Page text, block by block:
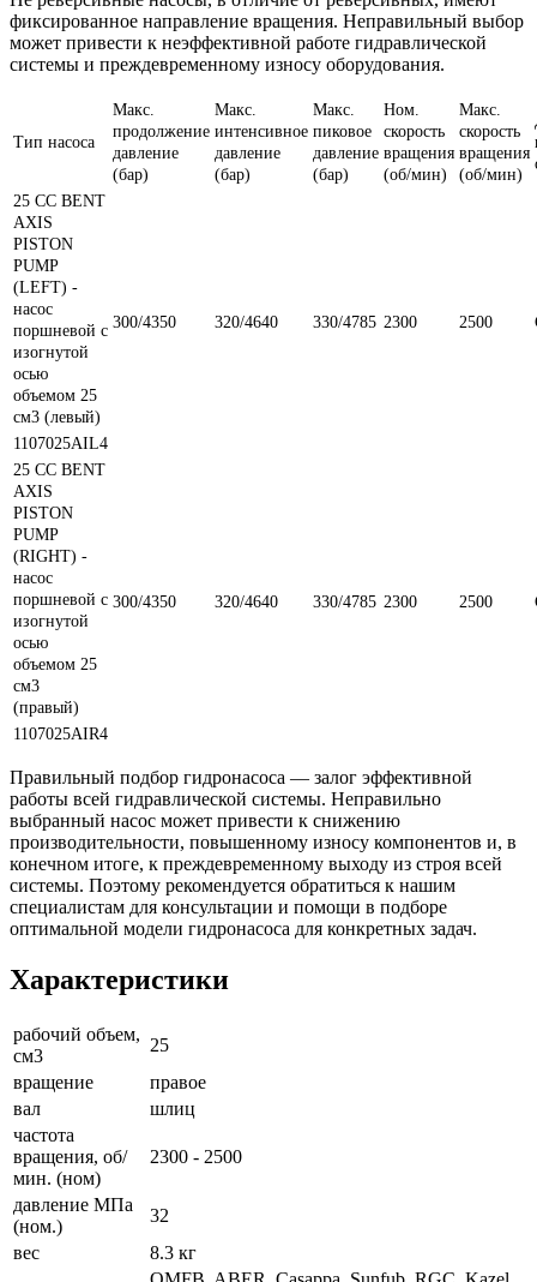
фиксированное направление вращения. Неправильный выбор
может привести к неэффективной работе гидравлической
системы и преждевременному износу оборудования.
Тип насоса
Макс.
продолжение
давление
(бар)
Макс.
интенсивное
давление
(бар)
Макс.
пиковое
давление
(бар)
Ном.
скорость
вращения
(об/мин)
Макс.
скорость
вращения
(об/мин)
25 CC BENT
AXIS
PISTON
PUMP
(LEFT) -
насос
поршневой с
изогнутой
осью
объемом 25
см3 (левый)
300/4350 320/4640 330/4785 2300 2500
1107025AIL4
25 CC BENT
AXIS
PISTON
PUMP
(RIGHT) -
насос
поршневой с
изогнутой
осью
объемом 25
см3
(правый)
300/4350 320/4640 330/4785 2300 2500
1107025AIR4
Правильный подбор гидронасоса — залог эффективной
работы всей гидравлической системы. Неправильно
выбранный насос может привести к снижению
производительности, повышенному износу компонентов и, в
конечном итоге, к преждевременному выходу из строя всей
системы. Поэтому рекомендуется обратиться к нашим
специалистам для консультации и помощи в подборе
оптимальной модели гидронасоса для конкретных задач.
Характеристики
рабочий объем,
см3
25
вращение
правое
вал
шлиц
частота
вращения, об/
мин. (ном)
2300 - 2500
давление МПа
(ном.)
32
вес
8.3 кг